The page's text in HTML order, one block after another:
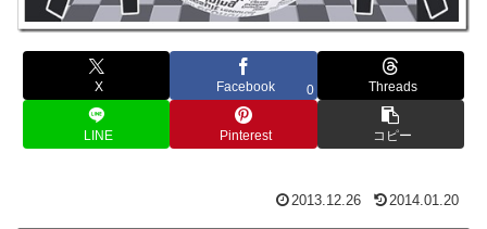
X Facebook 0 Threads
LINE Pinterest コピー
2013.12.26 2014.01.20